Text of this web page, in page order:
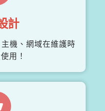
計
機、網域在維護時
用！